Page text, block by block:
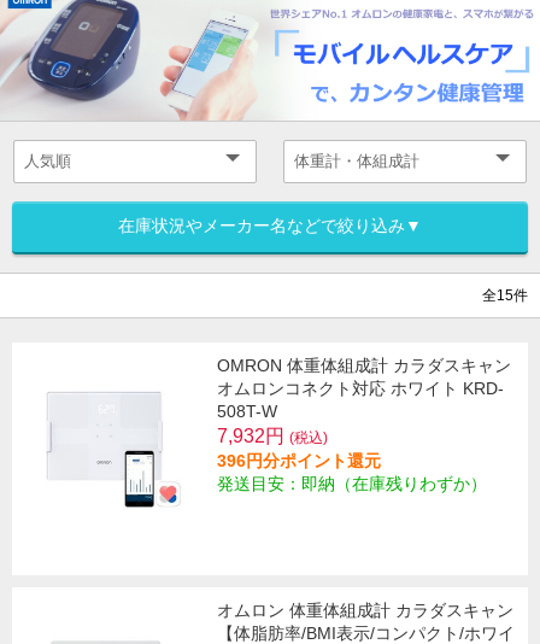
在庫状況やメーカー名などで絞り込み▼
全15件
OMRON 体重体組成計 カラダスキャン
オムロンコネクト対応 ホワイト KRD-
508T-W
7,932円 (税込)
396円分ポイント還元
発送目安：即納（在庫残りわずか）
オムロン 体重体組成計 カラダスキャン
【体脂肪率/BMI表示/コンパクト/ホワイ